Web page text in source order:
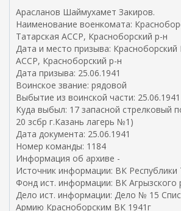
)
Арасланов Шаймухамет Закиров.
Наименование военкомата:
Татарская АССР, Красноборский р-н
Дата и место призыва: Красноборский
АССР, Красноборский р-н
Дата призыва: 25.06.1941
Воинское звание: рядовой
Выбытие из воинской части: 25.06.1941
Куда выбыл: 17 запасной стрелковый
20 зсбр г.Казань лагерь №1)
Дата документа: 25.06.1941
Номер команды: 1184
Информация об архиве -
Источник информации: ВК Республики
Фонд ист. информации: ВК Агрызского
Дело ист. информации: Дело № 15
Армию Красноборским ВК 1941г